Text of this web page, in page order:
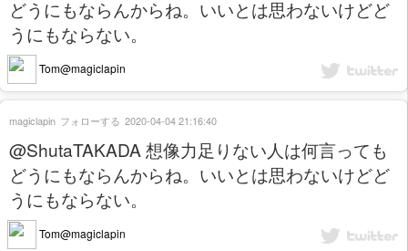
どうにもならんからね。いいとは思わないけどど
うにもならない。
Tom@magiclapin
@ShutaTAKADA 想像力足りない人は何言っても
どうにもならんからね。いいとは思わないけどど
うにもならない。
Tom@magiclapin
magiclapin フォローする 2020-04-04 21:16:40